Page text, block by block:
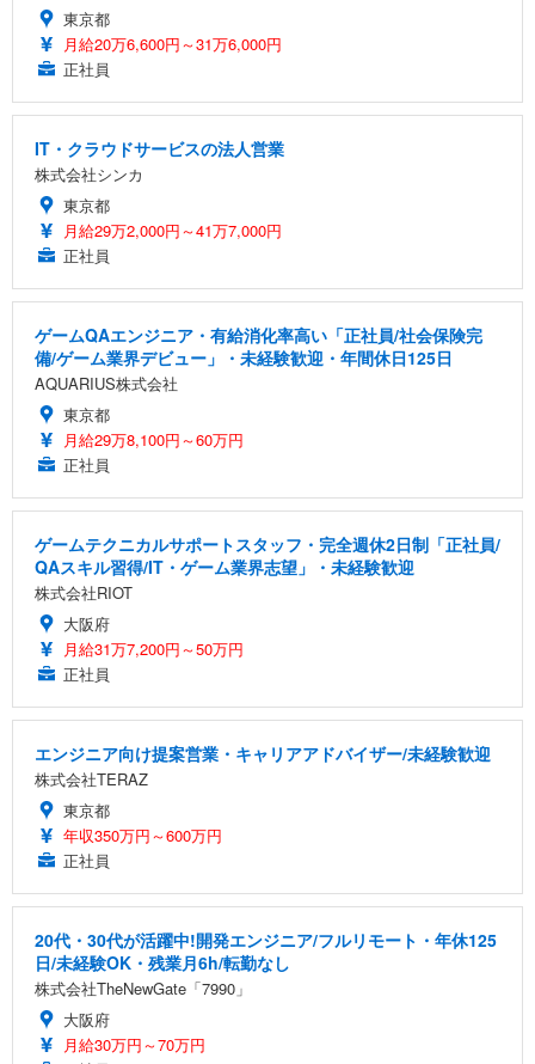
東京都
月給20万6,600円～31万6,000円
正社員
IT・クラウドサービスの法人営業
株式会社シンカ
東京都
月給29万2,000円～41万7,000円
正社員
ゲームQAエンジニア・有給消化率高い「正社員/社会保険完
備/ゲーム業界デビュー」・未経験歓迎・年間休日125日
AQUARIUS株式会社
東京都
月給29万8,100円～60万円
正社員
ゲームテクニカルサポートスタッフ・完全週休2日制「正社員/
QAスキル習得/IT・ゲーム業界志望」・未経験歓迎
株式会社RIOT
大阪府
月給31万7,200円～50万円
正社員
エンジニア向け提案営業・キャリアアドバイザー/未経験歓迎
株式会社TERAZ
東京都
年収350万円～600万円
正社員
20代・30代が活躍中!開発エンジニア/フルリモート・年休125
日/未経験OK・残業月6h/転勤なし
株式会社TheNewGate「7990」
大阪府
月給30万円～70万円